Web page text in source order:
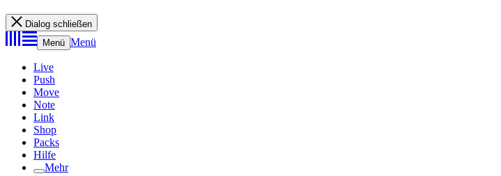
Dialog schließen
Menü Menü
Live
Push
Move
Note
Link
Shop
Packs
Hilfe
Mehr